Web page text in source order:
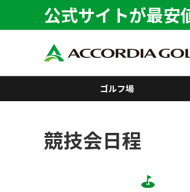
公式サイトが最安
ゴルフ場
競技会日程